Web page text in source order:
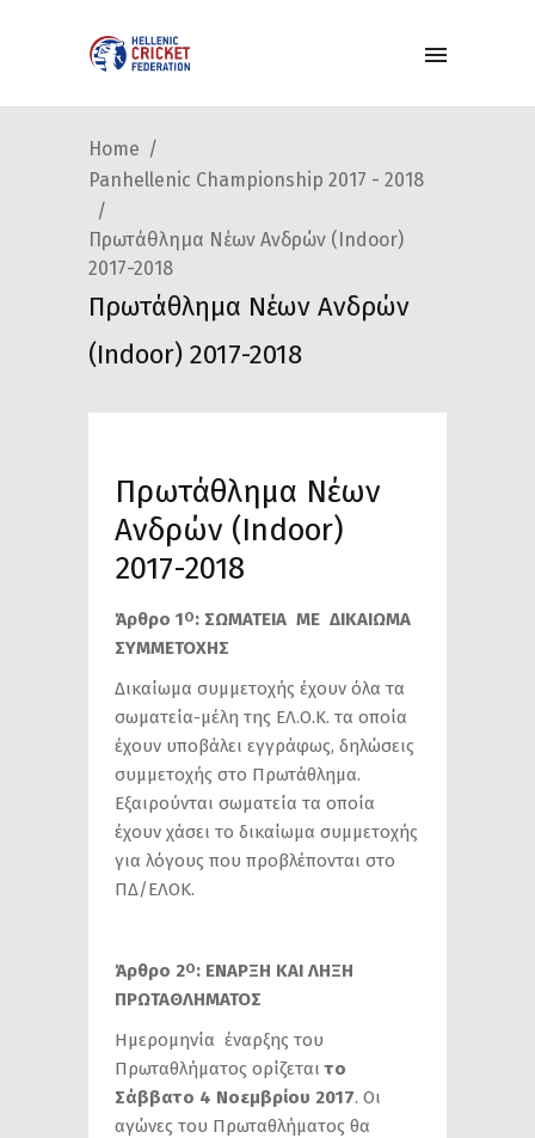
Home
Panhellenic Championship 2017 - 2018
Πρωτάθλημα Νέων Ανδρών (Indoor)
2017-2018
Πρωτάθλημα Νέων Ανδρών
(Indoor) 2017-2018
Πρωτάθλημα Νέων
Ανδρών (Indoor)
2017-2018
Άρθρο 1Ο: ΣΩΜΑΤΕΙΑ ΜΕ ΔΙΚΑΙΩΜΑ
ΣΥΜΜΕΤΟΧΗΣ
Δικαίωμα συμμετοχής έχουν όλα τα
σωματεία-μέλη της ΕΛ.Ο.Κ. τα οποία
έχουν υποβάλει εγγράφως, δηλώσεις
συμμετοχής στο Πρωτάθλημα.
Εξαιρούνται σωματεία τα οποία
έχουν χάσει το δικαίωμα συμμετοχής
για λόγους που προβλέπονται στο
ΠΔ/ΕΛΟΚ.
Άρθρο 2Ο: ΕΝΑΡΞΗ ΚΑΙ ΛΗΞΗ
ΠΡΩΤΑΘΛΗΜΑΤΟΣ
Ημερομηνία έναρξης του
Πρωταθλήματος ορίζεταιτο
Σάββατο 4 Νοεμβρίου 2017. Οι
αγώνες του Πρωταθλήματος θα